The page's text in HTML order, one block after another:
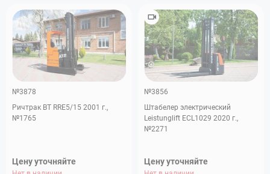
№3878
Ричтрак BT RRE5/15 2001 г.,
№1765
Цену уточняйте
№3856
Штабелер электрический
Leistunglift ECL1029 2020 г.,
№2271
Цену уточняйте